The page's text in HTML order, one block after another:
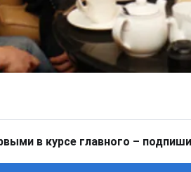
в курсе главного –